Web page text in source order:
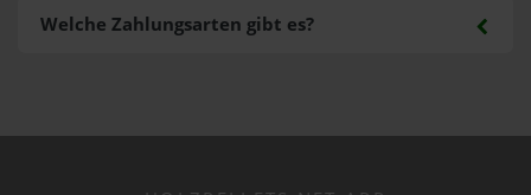
Welche Zahlungsarten gibt es?